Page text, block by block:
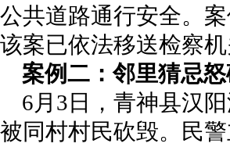
公共道路通行安全。
该案已依法移送检察
案例二：邻里猜忌
6月3日，青神县汉
被同村村民砍毁。民